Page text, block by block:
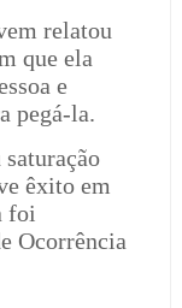
relatou
que ela
e
pegá-la.
êxito em
foi
Ocorrência